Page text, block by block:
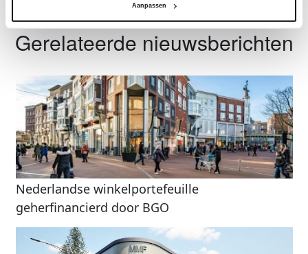
Aanpassen
Gerelateerde nieuwsberichten
Nederlandse winkelportefeuille
geherfinancierd door BGO